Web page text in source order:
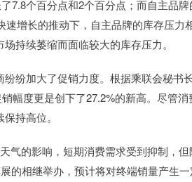
7.8个百分点和2个百分点；而自主品
增长的推动下，自主品牌的库存压力
持续萎缩而面临较大的库存压力。
纷加大了促销力度。根据乘联会秘书
幅度更是创下了27.2%的新高。尽管
持高位。
气的影响，短期消费需求受到抑制，
的相继举办，预计将对终端销量产生